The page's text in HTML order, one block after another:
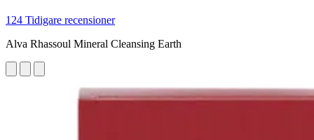
124 Tidigare recensioner
Alva Rhassoul Mineral Cleansing Earth